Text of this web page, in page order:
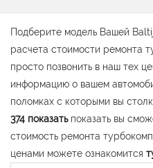
Подберите модель Вашей
расчета стоимости ремонта
просто позвонить в наш тех
информацию о вашем
поломках с которыми вы
374 показать показать вы
стоимость ремонта
ценами можете ознакомится